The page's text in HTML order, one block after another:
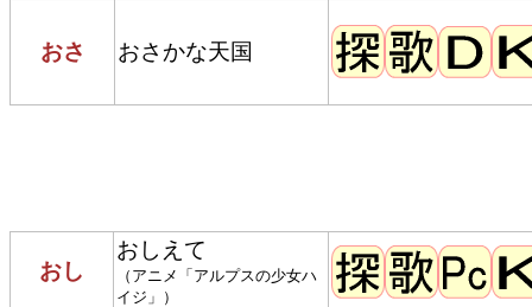
おさ おさかな天国
おし
おしえて
（アニメ「アルプスの少女ハ
イジ」）